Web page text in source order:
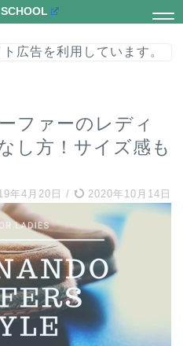
広告を利用しています。
ファーのレディ
し方！サイズ感も
年4月20日 / 2020年10月14日